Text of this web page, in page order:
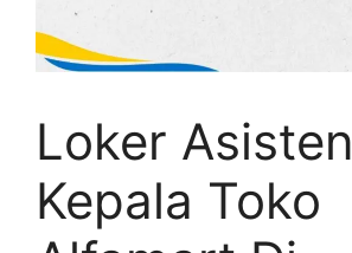
Loker Asisten
Kepala Toko